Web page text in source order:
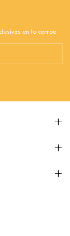
en tu correo.